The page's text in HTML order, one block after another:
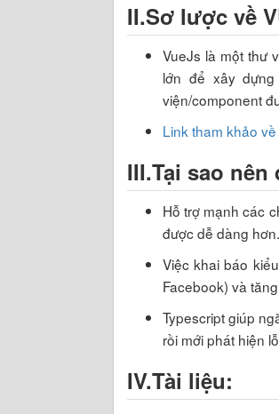
II.Sơ lược về
VueJs là một thư
lớn để xây
viện/component
Link tham khảo
III.Tại sao
Hỗ trợ mạnh các
được dễ dàng hơn.
Việc khai báo
Facebook) và
Typescript giúp
rồi mới phát hiện
IV.Tài liệu: